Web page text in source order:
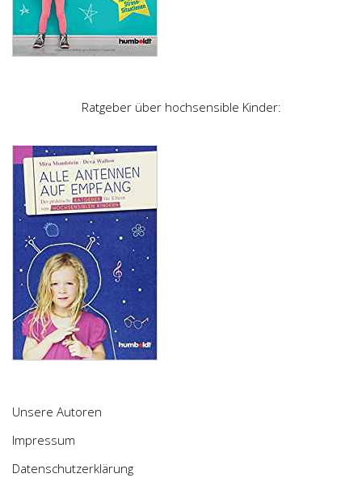
Ratgeber über hochsensible Kinder:
Unsere Autoren
Impressum
Datenschutzerklärung